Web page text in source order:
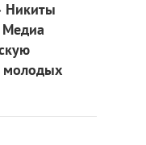
Никиты
Медиа
молодых